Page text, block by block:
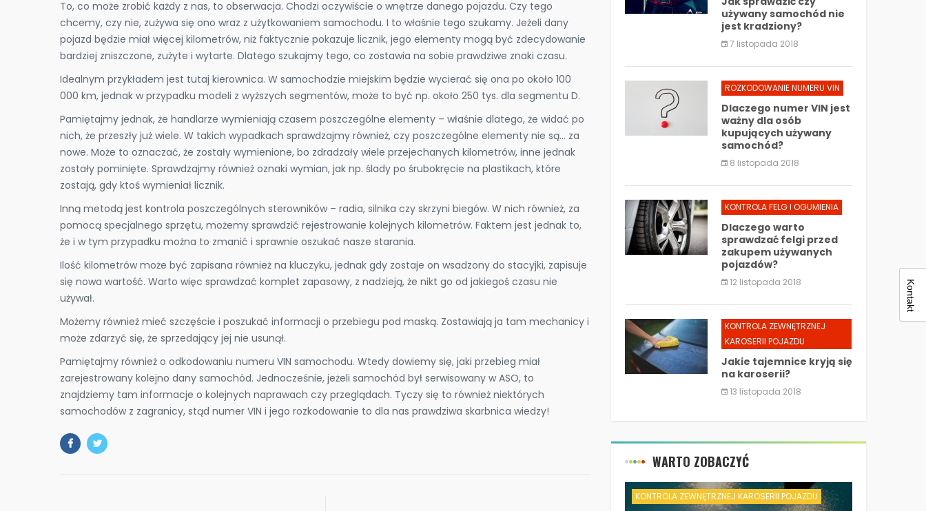
To, co może zrobić każdy z nas, to obserwacja. Chodzi oczywiście o wnętrze danego pojazdu. Czy tego
chcemy, czy nie, zużywa się ono wraz z użytkowaniem samochodu. I to właśnie tego szukamy. Jeżeli dany
pojazd będzie miał więcej kilometrów, niż faktycznie pokazuje licznik, jego elementy mogą być zdecydowanie
bardziej zniszczone, zużyte i wytarte. Dlatego szukajmy tego, co zostawia na sobie prawdziwe znaki czasu.
Idealnym przykładem jest tutaj kierownica. W samochodzie miejskim będzie wycierać się ona po około 100
000 km, jednak w przypadku modeli z wyższych segmentów, może to być np. około 250 tys. dla segmentu D.
Pamiętajmy jednak, że handlarze wymieniają czasem poszczególne elementy – właśnie dlatego, że widać po
nich, że przeszły już wiele. W takich wypadkach sprawdzajmy również, czy poszczególne elementy nie są… za
nowe. Może to oznaczać, że zostały wymienione, bo zdradzały wiele przejechanych kilometrów, inne jednak
zostały pominięte. Sprawdzajmy również oznaki wymian, jak np. ślady po śrubokręcie na plastikach, które
zostają, gdy ktoś wymieniał licznik.
Inną metodą jest kontrola poszczególnych sterowników – radia, silnika czy skrzyni biegów. W nich również, za
pomocą specjalnego sprzętu, możemy sprawdzić rejestrowanie kolejnych kilometrów. Faktem jest jednak to,
że i w tym przypadku można to zmanić i sprawnie oszukać nasze starania.
Ilość kilometrów może być zapisana również na kluczyku, jednak gdy zostaje on wsadzony do stacyjki, zapisuje
się nowa wartość. Warto więc sprawdzać komplet zapasowy, z nadzieją, że nikt go od jakiegoś czasu nie
używał.
Możemy również mieć szczęście i poszukać informacji o przebiegu pod maską. Zostawiają ja tam mechanicy i
może zdarzyć się, że sprzedający jej nie usunął.
Pamiętajmy również o odkodowaniu numeru VIN samochodu. Wtedy dowiemy się, jaki przebieg miał
zarejestrowany kolejno dany samochód. Jednocześnie, jeżeli samochód był serwisowany w ASO, to
znajdziemy tam informacje o kolejnych naprawach czy przeglądach. Tyczy się to również niektórych
samochodów z zagranicy, stąd numer VIN i jego rozkodowanie to dla nas prawdziwa skarbnica wiedzy!
używany samochód nie
jest kradziony?
7 listopada 2018
ROZKODOWANIE NUMERU VIN
Dlaczego numer VIN jest
ważny dla osób
kupujących używany
samochód?
8 listopada 2018
KONTROLA FELG I OGUMIENIA
Dlaczego warto
sprawdzać felgi przed
zakupem używanych
pojazdów?
12 listopada 2018
KONTROLA ZEWNĘTRZNEJ
KAROSERII POJAZDU
Jakie tajemnice kryją się
na karoserii?
13 listopada 2018
WARTO ZOBACZYĆ
KONTROLA ZEWNĘTRZNEJ KAROSERII POJAZDU
Kontakt